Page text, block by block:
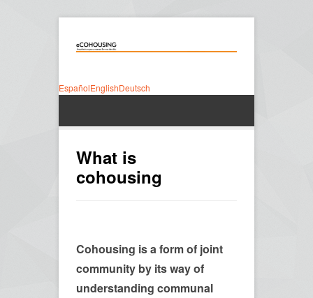
EspañolEnglishDeutsch
What is
cohousing
Cohousing is a form of joint
community by its way of
understanding communal